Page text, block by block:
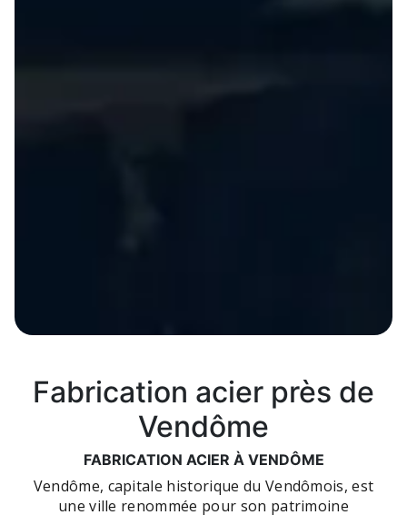
Fabrication acier près de
Vendôme
FABRICATION ACIER À VENDÔME
Vendôme, capitale historique du Vendômois, est
une ville renommée pour son patrimoine